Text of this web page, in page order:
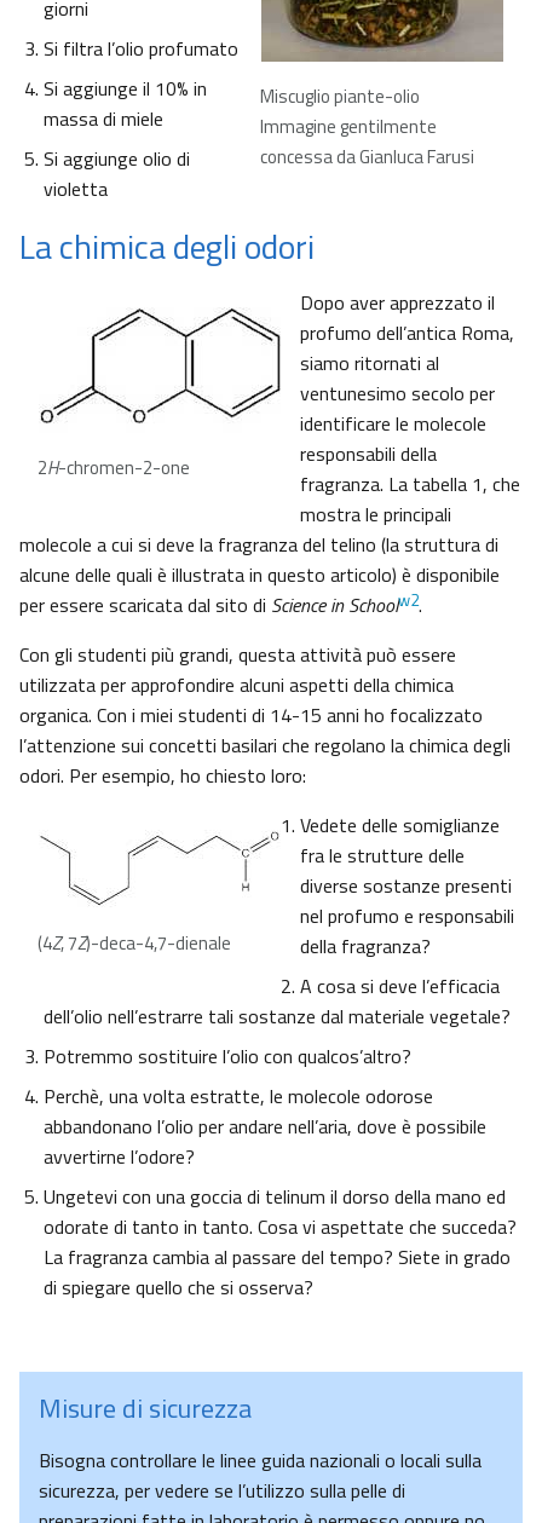
Miscuglio piante-olio
Immagine gentilmente
concessa da Gianluca Farusi
giorni
Si filtra l’olio profumato
Si aggiunge il 10% in
massa di miele
Si aggiunge olio di
violetta
La chimica degli odori
2H-chromen-2-one
Dopo aver apprezzato il
profumo dell’antica Roma,
siamo ritornati al
ventunesimo secolo per
identificare le molecole
responsabili della
fragranza. La tabella 1, che
mostra le principali
molecole a cui si deve la fragranza del telino (la struttura di
alcune delle quali è illustrata in questo articolo) è disponibile
per essere scaricata dal sito di Science in Schoolw2.
Con gli studenti più grandi, questa attività può essere
utilizzata per approfondire alcuni aspetti della chimica
organica. Con i miei studenti di 14-15 anni ho focalizzato
l’attenzione sui concetti basilari che regolano la chimica degli
odori. Per esempio, ho chiesto loro:
(4Z, 7Z)-deca-4,7-dienale
Vedete delle somiglianze
fra le strutture delle
diverse sostanze presenti
nel profumo e responsabili
della fragranza?
A cosa si deve l’efficacia
dell’olio nell’estrarre tali sostanze dal materiale vegetale?
Potremmo sostituire l’olio con qualcos’altro?
Perchè, una volta estratte, le molecole odorose
abbandonano l’olio per andare nell’aria, dove è possibile
avvertirne l’odore?
Ungetevi con una goccia di telinum il dorso della mano ed
odorate di tanto in tanto. Cosa vi aspettate che succeda?
La fragranza cambia al passare del tempo? Siete in grado
di spiegare quello che si osserva?
Misure di sicurezza
Bisogna controllare le linee guida nazionali o locali sulla
sicurezza, per vedere se l’utilizzo sulla pelle di